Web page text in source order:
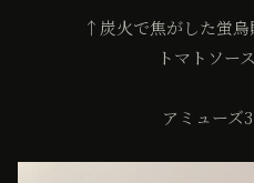
↑炭火で焦がした蛍烏
トマトソー
アミュー